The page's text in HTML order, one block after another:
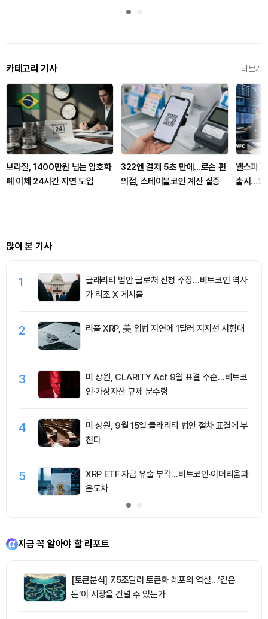
카테고리 기사 더보기
브라질, 1400만원 넘는 암호화
폐 이체 24시간 지연 도입
322엔 결제 5초 만에…로손 편
의점, 스테이블코인 계산 실증
웰스파
출시
많이 본 기사
1
클래리티 법안 클로처 신청 주장…비트코인 역사
가 리조 X 게시물
2 리플 XRP, 美 입법 지연에 1달러 지지선 시험대
3
미 상원, CLARITY Act 9월 표결 수순…비트코
인·가상자산 규제 분수령
4
미 상원, 9월 15일 클래리티 법안 절차 표결에 부
친다
5
XRP ETF 자금 유출 부각…비트코인·이더리움과
온도차
지금 꼭 알아야 할 리포트
[토큰분석] 7.5조달러 토큰화 레포의 역설…‘같은
돈’이 시장을 건널 수 있는가